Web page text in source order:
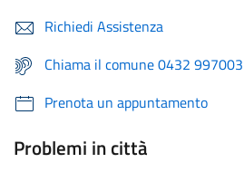
Richiedi Assistenza
Chiama il comune 0432 997003
Prenota un appuntamento
Problemi in città